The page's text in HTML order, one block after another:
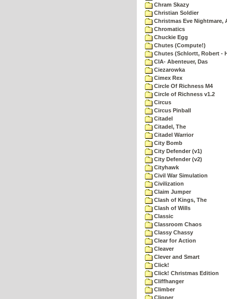
Chram Skazy
Christian Soldier
Christmas Eve Nightmare,
Chromatics
Chuckie Egg
Chutes (Compute!)
Chutes (Schlortt, Robert -
CIA- Abenteuer, Das
Ciezarowka
Cimex Rex
Circle Of Richness M4
Circle of Richness v1.2
Circus
Circus Pinball
Citadel
Citadel, The
Citadel Warrior
City Bomb
City Defender (v1)
City Defender (v2)
Cityhawk
Civil War Simulation
Civilization
Claim Jumper
Clash of Kings, The
Clash of Wills
Classic
Classroom Chaos
Classy Chassy
Clear for Action
Cleaver
Clever and Smart
Click!
Click! Christmas Edition
Cliffhanger
Climber
Clipper